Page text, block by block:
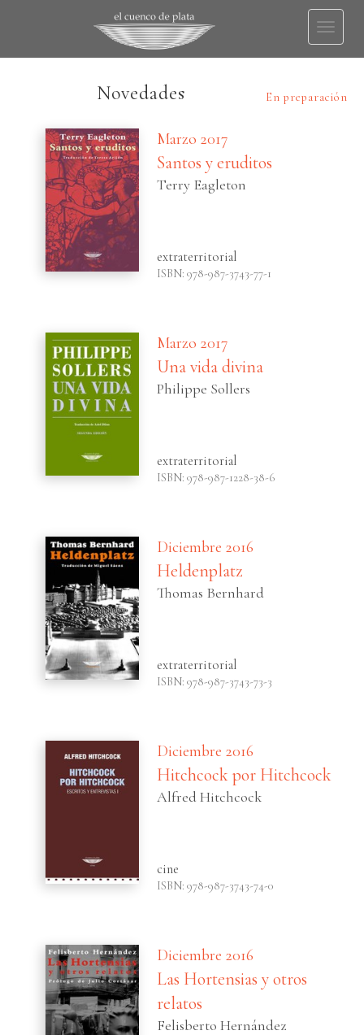
Toggle
Novedades En preparación
Marzo 2017
Santos y eruditos
Terry Eagleton
extraterritorial
ISBN: 978-987-3743-77-1
Marzo 2017
Una vida divina
Philippe Sollers
extraterritorial
ISBN: 978-987-1228-38-6
Diciembre 2016
Heldenplatz
Thomas Bernhard
extraterritorial
ISBN: 978-987-3743-73-3
Diciembre 2016
Hitchcock por Hitchcock
Alfred Hitchcock
cine
ISBN: 978-987-3743-74-0
Diciembre 2016
Las Hortensias y otros
relatos
Felisberto Hernández